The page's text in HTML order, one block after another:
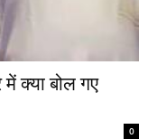
क्या बोल गए
0